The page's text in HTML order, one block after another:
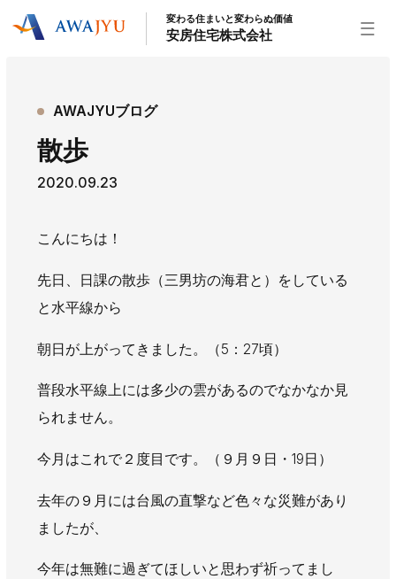
リフォーム事業
不動産事業
社長挨拶 企業情報 沿革
拠点紹介
スタッフ紹介
お知らせ
社長ブログ イベント お知らせ
チラシ
AWAJYUブログ
協力会社募集
変わる住まいと変わらぬ価値
安房住宅株式会社
AWAJYUブログ
散歩
2020.09.23
こんにちは！
先日、日課の散歩（三男坊の海君と）をしている
と水平線から
朝日が上がってきました。（5：27頃）
普段水平線上には多少の雲があるのでなかなか見
られません。
今月はこれで２度目です。（９月９日・19日）
去年の９月には台風の直撃など色々な災難があり
ましたが、
今年は無難に過ぎてほしいと思わず祈ってまし